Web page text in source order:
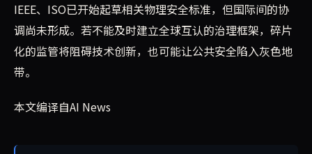
IEEE、ISO已开始起草相关物理安全标准，但国际间的协
调尚未形成。若不能及时建立全球互认的治理框架，碎片
化的监管将阻碍技术创新，也可能让公共安全陷入灰色地
带。
本文编译自AI News